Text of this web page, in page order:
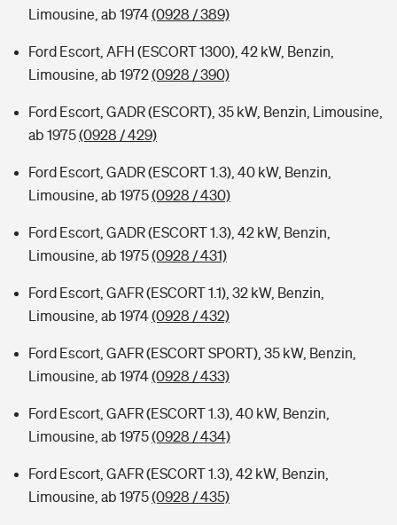
Limousine, ab 1974(0928 / 389)
Ford Escort, AFH (ESCORT 1300), 42 kW, Benzin,
Limousine, ab 1972(0928 / 390)
Ford Escort, GADR (ESCORT), 35 kW, Benzin, Limousine,
ab 1975(0928 / 429)
Ford Escort, GADR (ESCORT 1.3), 40 kW, Benzin,
Limousine, ab 1975(0928 / 430)
Ford Escort, GADR (ESCORT 1.3), 42 kW, Benzin,
Limousine, ab 1975(0928 / 431)
Ford Escort, GAFR (ESCORT 1.1), 32 kW, Benzin,
Limousine, ab 1974(0928 / 432)
Ford Escort, GAFR (ESCORT SPORT), 35 kW, Benzin,
Limousine, ab 1974(0928 / 433)
Ford Escort, GAFR (ESCORT 1.3), 40 kW, Benzin,
Limousine, ab 1975(0928 / 434)
Ford Escort, GAFR (ESCORT 1.3), 42 kW, Benzin,
Limousine, ab 1975(0928 / 435)